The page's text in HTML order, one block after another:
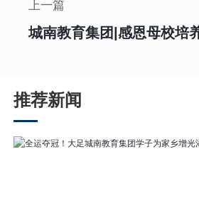
上一篇
城南教育集团|感恩母校培
推荐新闻